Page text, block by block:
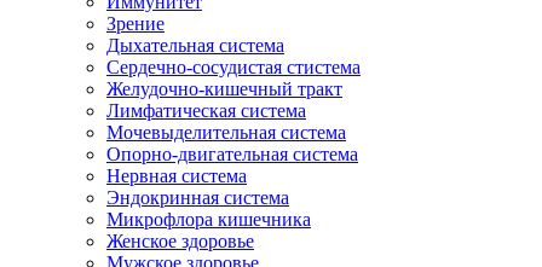
Зрение
Дыхательная система
Сердечно-сосудистая стистема
Желудочно-кишечный тракт
Лимфатическая система
Мочевыделительная система
Опорно-двигательная система
Нервная система
Эндокринная система
Микрофлора кишечника
Женское здоровье